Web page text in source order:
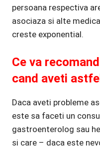
persoana respectiva
asociaza si alte
creste exponential.
Ce va
cand aveti
Daca aveti probleme
este sa faceti un
gastroenterolog sau
si care – daca este